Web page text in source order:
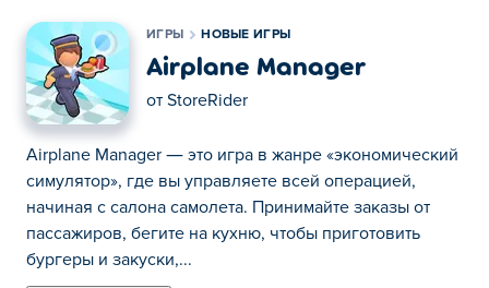
ИГРЫ НОВЫЕ ИГРЫ
Airplane Manager
от StoreRider
Airplane Manager — это игра в жанре «экономический
симулятор», где вы управляете всей операцией,
начиная с салона самолета. Принимайте заказы от
пассажиров, бегите на кухню, чтобы приготовить
бургеры и закуски,...